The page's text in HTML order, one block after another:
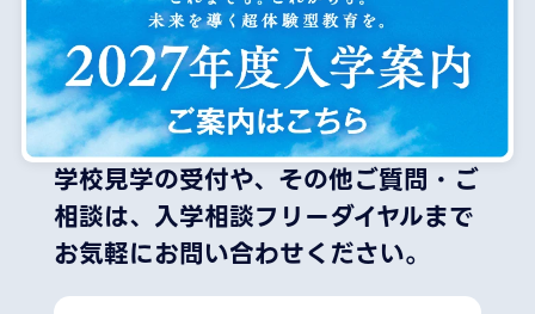
学校見学の受付や、その他ご質問・ご
相談は、 入学相談フリーダイヤルまで
お気軽にお問い合わせください。